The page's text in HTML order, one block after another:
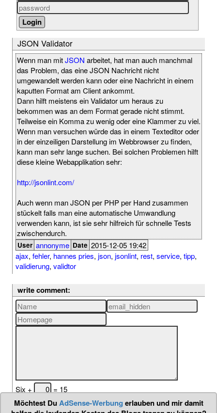
JSON Validator
Wenn man mitJSON arbeitet, hat man auch manchmal
das Problem, das eine JSON Nachricht nicht
umgewandelt werden kann oder eine Nachricht in einem
kaputten Format am Client ankommt.
Dann hilft meistens ein Validator um heraus zu
bekommen was an dem Format gerade nicht stimmt.
Teilweise ein Komma zu wenig oder eine Klammer zu viel.
Wenn man versuchen würde das in einem Texteditor oder
in der einzeiligen Darstellung im Webbrowser zu finden,
kann man sehr lange suchen. Bei solchen Problemen hilft
diese kleine Webapplikation sehr:
http://jsonlint.com/
Auch wenn man JSON per PHP per Hand zusammen
stückelt falls man eine automatische Umwandlung
verwenden kann, ist sie sehr hilfreich für schnelle Tests
zwischendurch.
User annonyme Date 2015-12-05 19:42
ajax, fehler, hannes pries, json, jsonlint, rest, service, tipp,
validierung, validtor
write comment:
Six + = 15
Möchtest DuAdSense-Werbung erlauben und mir damit